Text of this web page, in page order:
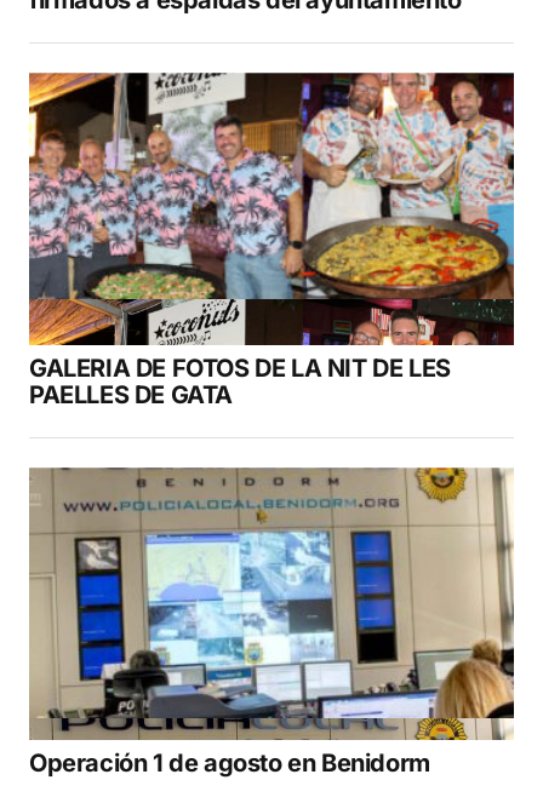
GALERIA DE FOTOS DE LA NIT DE LES
PAELLES DE GATA
Operación 1 de agosto en Benidorm